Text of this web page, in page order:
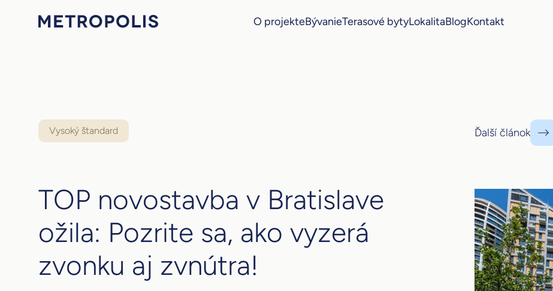
O projekteBývanieTerasové bytyLokalitaBlogKontakt
Vysoký štandard
TOP novostavba v Bratislave
ožila: Pozrite sa, ako vyzerá
zvonku aj zvnútra!
Ďalší článok